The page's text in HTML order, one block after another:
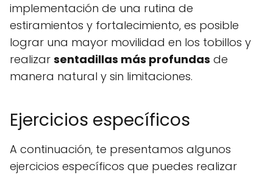
implementación de una rutina de
estiramientos y fortalecimiento, es posible
lograr una mayor movilidad en los tobillos y
realizar sentadillas más profundas de
manera natural y sin limitaciones.
Ejercicios específicos
A continuación, te presentamos algunos
ejercicios específicos que puedes realizar